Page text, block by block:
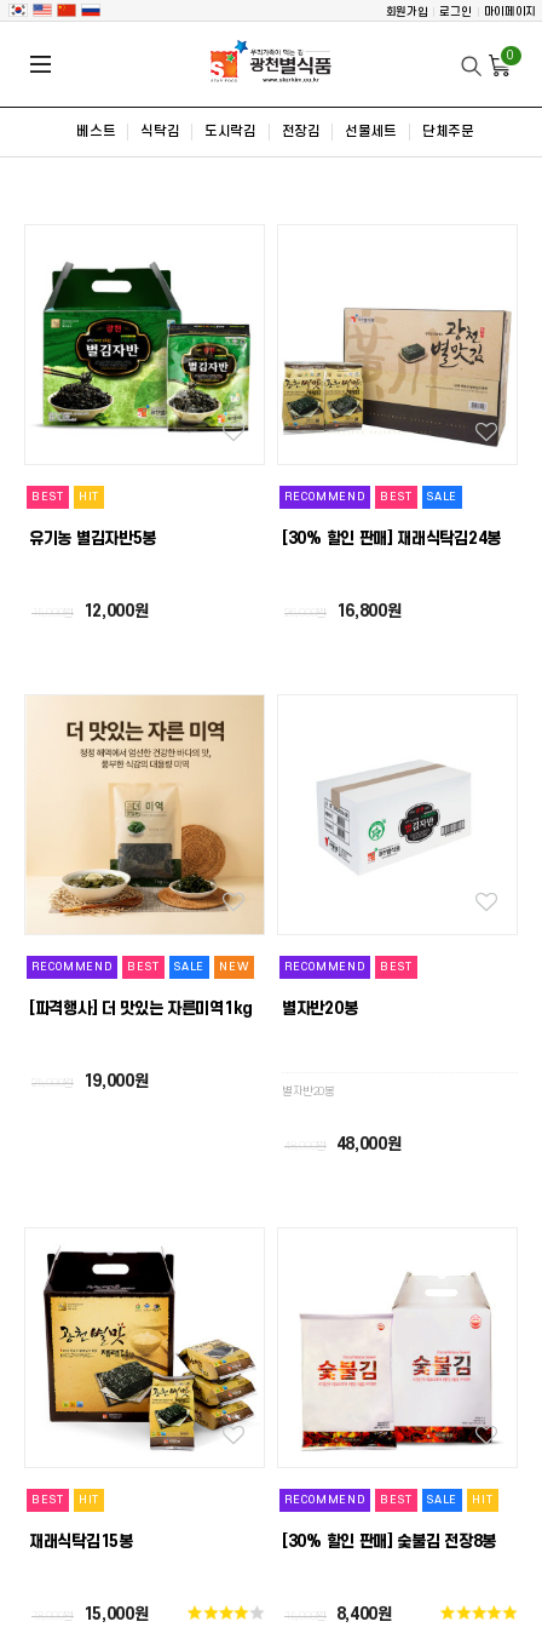
회원가입 로그인 마이페이지
0
베스트 식탁김 도시락김 전장김 선물세트 단체주문
BEST HIT
유기농 별김자반5봉
15,000원 12,000원
RECOMMEND BEST SALE
[30% 할인 판매] 재래식탁김24봉
26,000원 16,800원
RECOMMEND BEST SALE NEW
[파격행사] 더 맛있는 자른미역1kg
25,000원 19,000원
RECOMMEND BEST
별자반20봉
별자반20봉
48,000원 48,000원
BEST HIT
재래식탁김15봉
18,000원 15,000원
RECOMMEND BEST SALE HIT
[30% 할인 판매] 숯불김 전장8봉
15,000원 8,400원